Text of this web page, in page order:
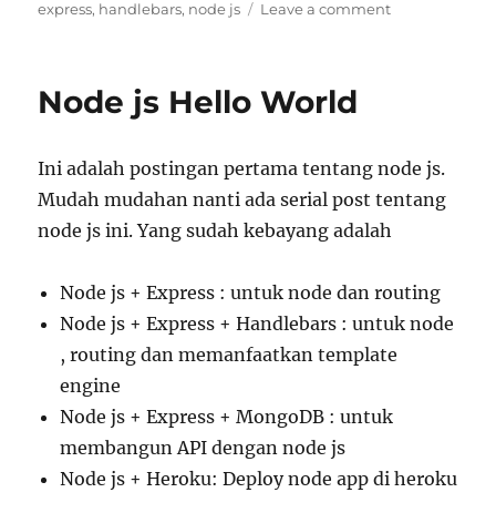
on
express, handlebars, node js Leave a commenton
Express
dan
Node js Hello World
Ini adalah postingan pertama tentang node js.
Mudah mudahan nanti ada serial post tentang
node js ini. Yang sudah kebayang adalah
Node js + Express : untuk node dan routing
Node js + Express + Handlebars : untuk node
, routing dan memanfaatkan template
engine
Node js + Express + MongoDB : untuk
membangun API dengan node js
Node js + Heroku: Deploy node app di heroku